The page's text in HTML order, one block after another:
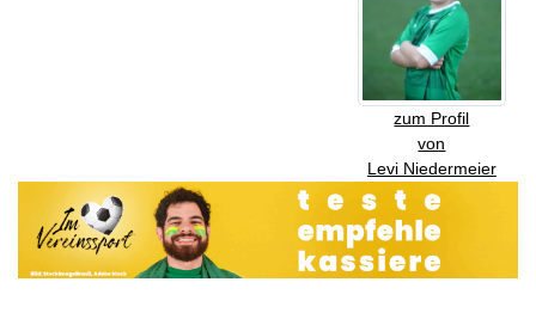
zum Profil
von
Levi Niedermeier